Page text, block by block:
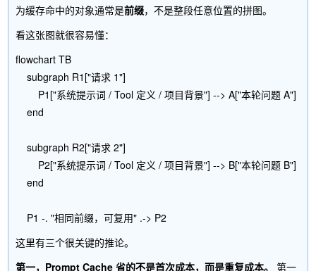
为缓存命中的对象通常是前缀，不是整段任意位置的拼图。
看这张图就很容易懂：
flowchart TB
    subgraph R1["请求 1"]
    end
    subgraph R2["请求 2"]
    end
这里有三个很关键的推论。
第一，Prompt Cache 省的不是首次成本，而是重复成本。 第一